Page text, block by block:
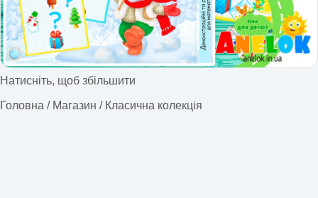
Натисніть, щоб збільшити
Головна / Магазин / Класична колекція